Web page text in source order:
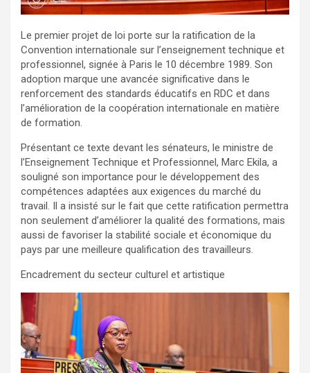
Le premier projet de loi porte sur la ratification de la
Convention internationale sur l’enseignement technique et
professionnel, signée à Paris le 10 décembre 1989. Son
adoption marque une avancée significative dans le
renforcement des standards éducatifs en RDC et dans
l’amélioration de la coopération internationale en matière
de formation.
Présentant ce texte devant les sénateurs, le ministre de
l’Enseignement Technique et Professionnel, Marc Ekila, a
souligné son importance pour le développement des
compétences adaptées aux exigences du marché du
travail. Il a insisté sur le fait que cette ratification permettra
non seulement d’améliorer la qualité des formations, mais
aussi de favoriser la stabilité sociale et économique du
pays par une meilleure qualification des travailleurs.
Encadrement du secteur culturel et artistique